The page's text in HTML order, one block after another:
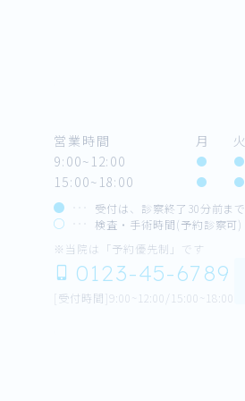
営業時間 月 火
9:00~12:00
15:00~18:00
受付は、診察終了30分前まで
検査・手術時間(予約診察可)
※当院は「予約優先制」です
0123-45-6789
[受付時間]9:00~12:00/15:00~18:00